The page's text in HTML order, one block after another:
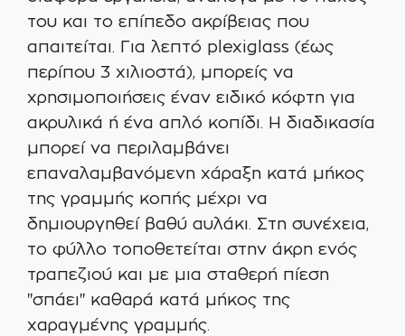
του και το επίπεδο ακρίβειας που
απαιτείται. Για λεπτό plexiglass (έως
περίπου 3 χιλιοστά), μπορείς να
χρησιμοποιήσεις έναν ειδικό κόφτη για
ακρυλικά ή ένα απλό κοπίδι. Η διαδικασία
μπορεί να περιλαμβάνει
επαναλαμβανόμενη χάραξη κατά μήκος
της γραμμής κοπής μέχρι να
δημιουργηθεί βαθύ αυλάκι. Στη συνέχεια,
το φύλλο τοποθετείται στην άκρη ενός
τραπεζιού και με μια σταθερή πίεση
"σπάει" καθαρά κατά μήκος της
χαραγμένης γραμμής.